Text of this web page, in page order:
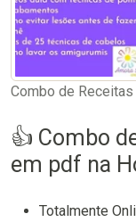
Combo de
👍 Combo
em pdf na
Totalmente